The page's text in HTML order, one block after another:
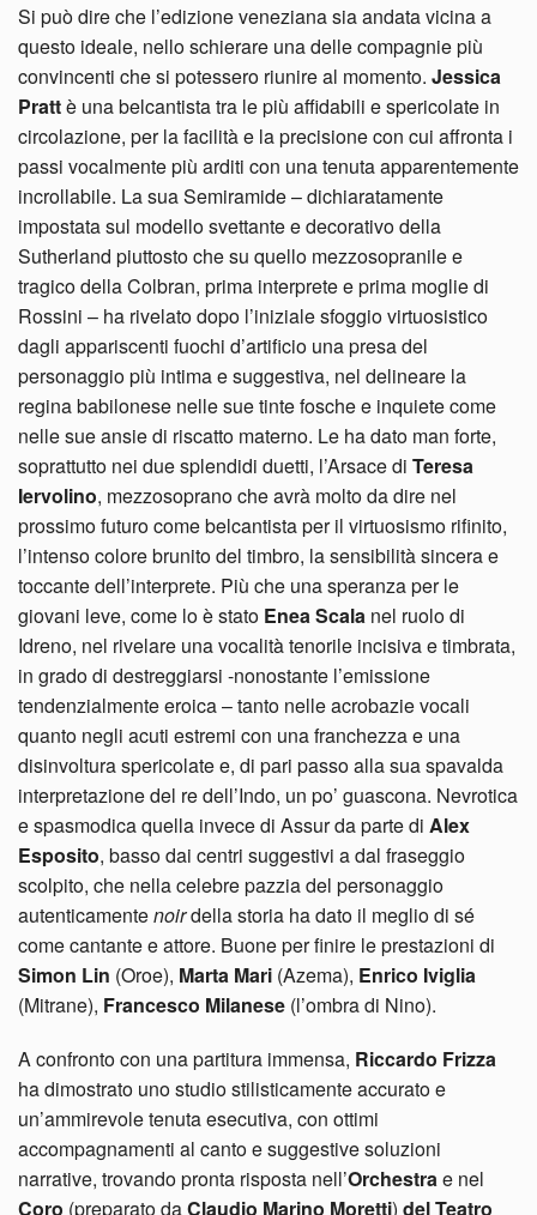
Si può dire che l’edizione veneziana sia andata vicina a
questo ideale, nello schierare una delle compagnie più
convincenti che si potessero riunire al momento. Jessica
Prattè una belcantista tra le più affidabili e spericolate in
circolazione, per la facilità e la precisione con cui affronta i
passi vocalmente più arditi con una tenuta apparentemente
incrollabile. La sua Semiramide – dichiaratamente
impostata sul modello svettante e decorativo della
Sutherland piuttosto che su quello mezzosopranile e
tragico della Colbran, prima interprete e prima moglie di
Rossini – ha rivelato dopo l’iniziale sfoggio virtuosistico
dagli appariscenti fuochi d’artificio una presa del
personaggio più intima e suggestiva, nel delineare la
regina babilonese nelle sue tinte fosche e inquiete come
nelle sue ansie di riscatto materno. Le ha dato man forte,
soprattutto nei due splendidi duetti, l’Arsace di Teresa
Iervolino, mezzosoprano che avrà molto da dire nel
prossimo futuro come belcantista per il virtuosismo rifinito,
l’intenso colore brunito del timbro, la sensibilità sincera e
toccante dell’interprete. Più che una speranza per le
giovani leve, come lo è stato Enea Scala nel ruolo di
Idreno, nel rivelare una vocalità tenorile incisiva e timbrata,
in grado di destreggiarsi -nonostante l’emissione
tendenzialmente eroica – tanto nelle acrobazie vocali
quanto negli acuti estremi con una franchezza e una
disinvoltura spericolate e, di pari passo alla sua spavalda
interpretazione del re dell’Indo, un po’ guascona. Nevrotica
e spasmodica quella invece di Assur da parte di Alex
Esposito, basso dai centri suggestivi a dal fraseggio
scolpito, che nella celebre pazzia del personaggio
autenticamentenoirdella storia ha dato il meglio di sé
come cantante e attore. Buone per finire le prestazioni di
Simon Lin (Oroe), Marta Mari (Azema), Enrico Iviglia
(Mitrane), Francesco Milanese (l’ombra di Nino).
A confronto con una partitura immensa, Riccardo Frizza
ha dimostrato uno studio stilisticamente accurato e
un’ammirevole tenuta esecutiva, con ottimi
accompagnamenti al canto e suggestive soluzioni
narrative, trovando pronta risposta nell’Orchestrae nel
Coro (preparato daClaudio Marino Moretti) del Teatro